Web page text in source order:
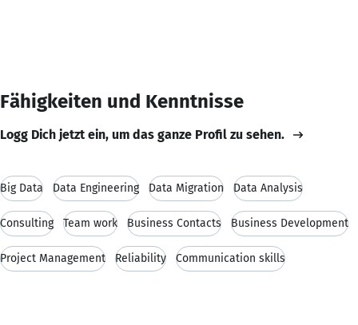
Fähigkeiten und Kenntnisse
Logg Dich jetzt ein, um das ganze Profil zu sehen.
Big Data Data Engineering Data Migration Data Analysis
Consulting Team work Business Contacts Business Development
Project Management Reliability Communication skills